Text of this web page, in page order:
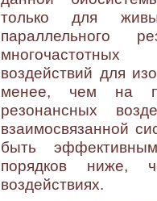
только для
параллельного
многочастотных
воздействий для
менее, чем на
резонансных
взаимосвязанной
быть
порядков ниже,
воздействиях.